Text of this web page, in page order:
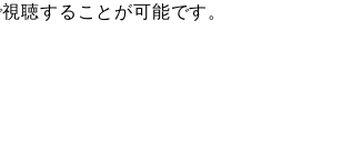
聴することが可能です。